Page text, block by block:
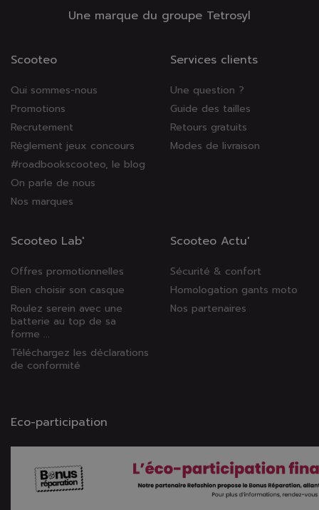
Une marque du groupe Tetrosyl
Scooteo
Qui sommes-nous
Promotions
Recrutement
Règlement jeux concours
#roadbookscooteo, le blog
On parle de nous
Nos marques
Services clients
Une question ?
Guide des tailles
Retours gratuits
Modes de livraison
Scooteo Lab'
Offres promotionnelles
Bien choisir son casque
Roulez serein avec une
batterie au top de sa
forme ...
Téléchargez les déclarations
de conformité
Scooteo Actu'
Sécurité & confort
Homologation gants moto
Nos partenaires
Eco-participation